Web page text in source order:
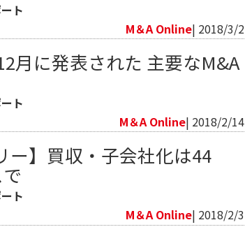
ト
M＆A Online| 2018/3/2
月に発表された 主要なM&A
ト
M＆A Online| 2018/2/14
ー】買収・子会社化は44
ト
M＆A Online| 2018/2/3